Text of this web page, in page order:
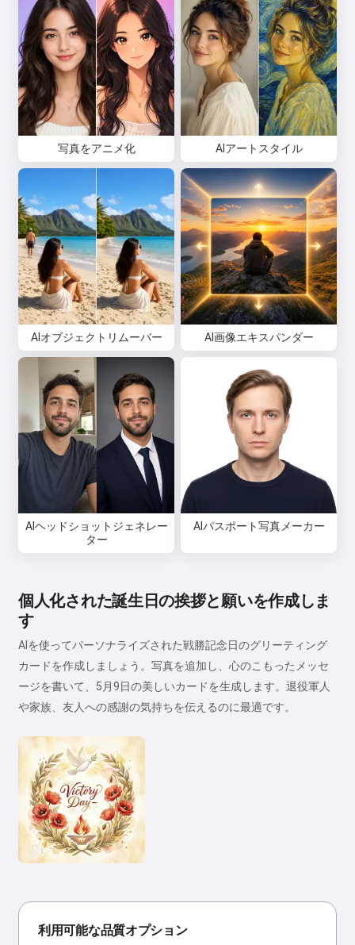
写真をアニメ化 AIアートスタイル
AIオブジェクトリムーバー AI画像エキスパンダー
AIヘッドショットジェネレー
ター
AIパスポート写真メーカー
個人化された誕生日の挨拶と願いを作成しま
す
AIを使ってパーソナライズされた戦勝記念日のグリーティング
カードを作成しましょう。写真を追加し、心のこもったメッセ
ージを書いて、5月9日の美しいカードを生成します。退役軍人
や家族、友人への感謝の気持ちを伝えるのに最適です。
利用可能な品質オプション